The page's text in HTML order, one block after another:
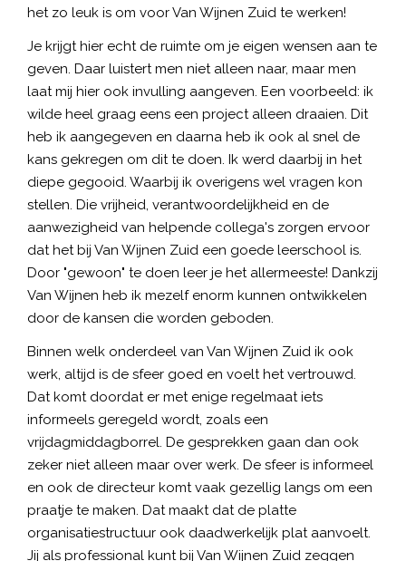
het zo leuk is om voor Van Wijnen Zuid te werken!
Je krijgt hier echt de ruimte om je eigen wensen aan te
geven. Daar luistert men niet alleen naar, maar men
laat mij hier ook invulling aangeven. Een voorbeeld: ik
wilde heel graag eens een project alleen draaien. Dit
heb ik aangegeven en daarna heb ik ook al snel de
kans gekregen om dit te doen. Ik werd daarbij in het
diepe gegooid. Waarbij ik overigens wel vragen kon
stellen. Die vrijheid, verantwoordelijkheid en de
aanwezigheid van helpende collega's zorgen ervoor
dat het bij Van Wijnen Zuid een goede leerschool is.
Door "gewoon" te doen leer je het allermeeste! Dankzij
Van Wijnen heb ik mezelf enorm kunnen ontwikkelen
door de kansen die worden geboden.
Binnen welk onderdeel van Van Wijnen Zuid ik ook
werk, altijd is de sfeer goed en voelt het vertrouwd.
Dat komt doordat er met enige regelmaat iets
informeels geregeld wordt, zoals een
vrijdagmiddagborrel. De gesprekken gaan dan ook
zeker niet alleen maar over werk. De sfeer is informeel
en ook de directeur komt vaak gezellig langs om een
praatje te maken. Dat maakt dat de platte
organisatiestructuur ook daadwerkelijk plat aanvoelt.
Jij als professional kunt bij Van Wijnen Zuid zeggen